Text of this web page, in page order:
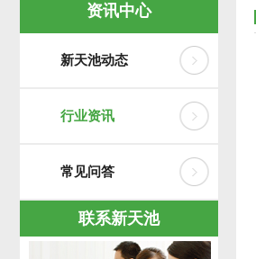
资讯中心
新天池动态
行业资讯
常见问答
联系新天池